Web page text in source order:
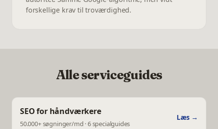
forskellige krav til troværdighed.
Alle serviceguides
SEO for håndværkere
50.000+ søgninger/md · 6 specialguides
Læs →